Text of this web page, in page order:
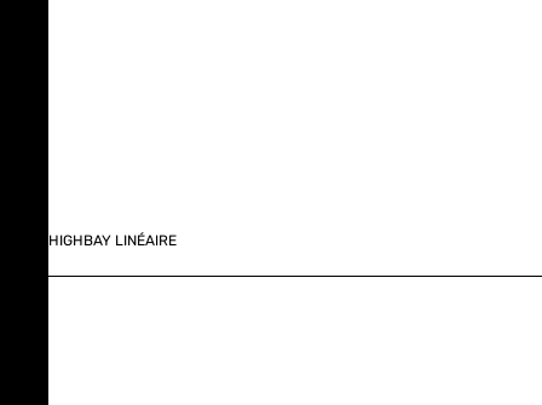
HIGHBAY LINÉAIRE